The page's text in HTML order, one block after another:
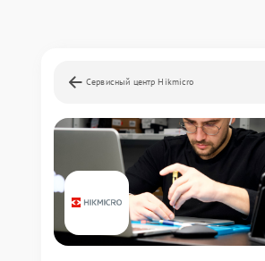
Сервисный центр Hikmicro